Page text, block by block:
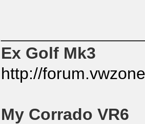
Ex Golf Mk3
http://
My Corrado VR6